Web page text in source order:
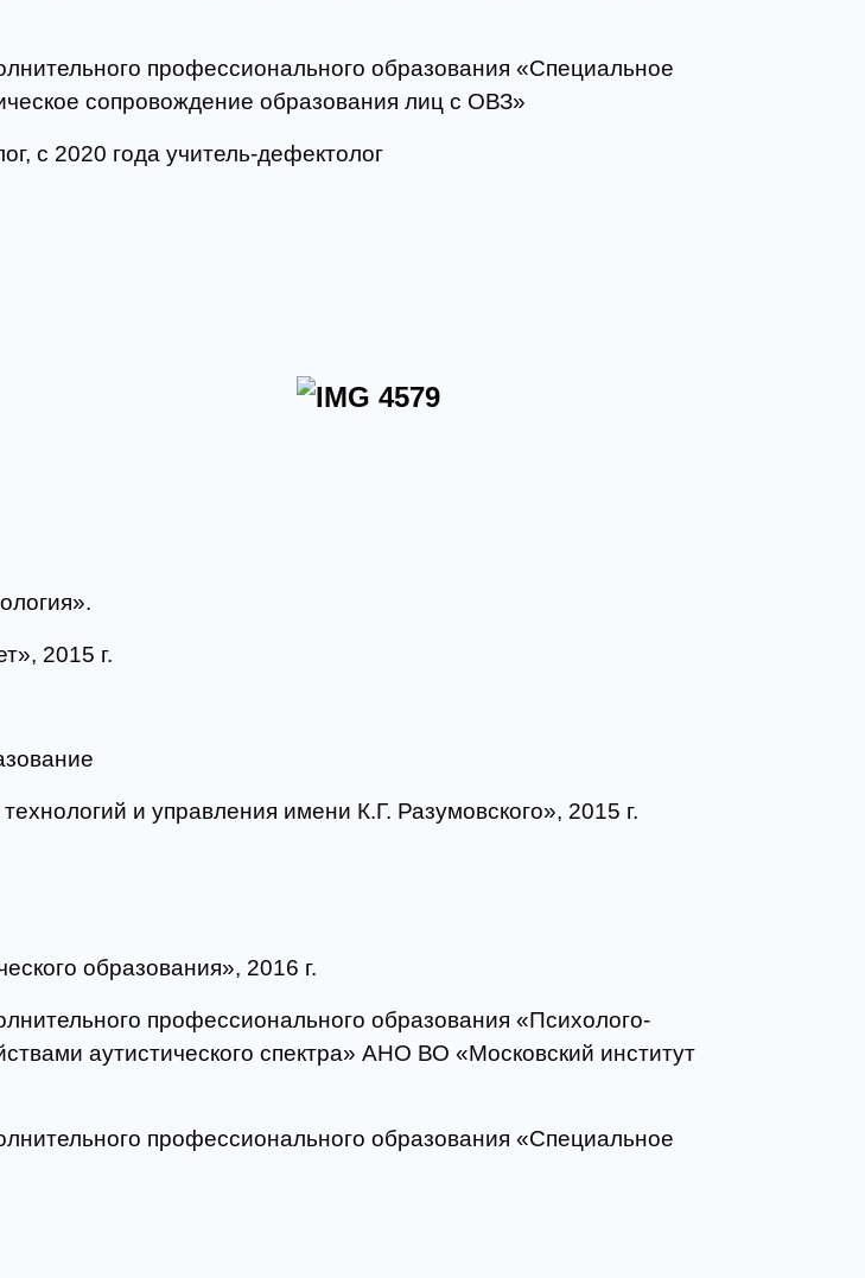
профессионального образования «Специальное
сопровождение образования лиц с ОВЗ»
с 2020 года учитель-дефектолог
2015 г.
и управления имени К.Г. Разумовского», 2015 г.
образования», 2016 г.
профессионального образования «Психолого-
аутистического спектра» АНО ВО «Московский институт
профессионального образования «Специальное